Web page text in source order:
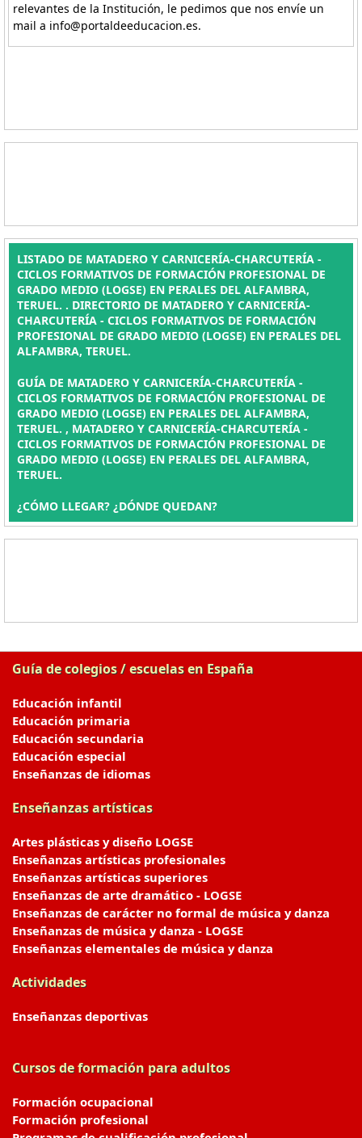
relevantes de la Institución, le pedimos que nos envíe un
mail a info@portaldeeducacion.es.
LISTADO DE MATADERO Y CARNICERÍA-CHARCUTERÍA -
CICLOS FORMATIVOS DE FORMACIÓN PROFESIONAL DE
GRADO MEDIO (LOGSE) EN PERALES DEL ALFAMBRA,
TERUEL. . DIRECTORIO DE MATADERO Y CARNICERÍA-
CHARCUTERÍA - CICLOS FORMATIVOS DE FORMACIÓN
PROFESIONAL DE GRADO MEDIO (LOGSE) EN PERALES DEL
ALFAMBRA, TERUEL.
GUÍA DE MATADERO Y CARNICERÍA-CHARCUTERÍA -
CICLOS FORMATIVOS DE FORMACIÓN PROFESIONAL DE
GRADO MEDIO (LOGSE) EN PERALES DEL ALFAMBRA,
TERUEL. , MATADERO Y CARNICERÍA-CHARCUTERÍA -
CICLOS FORMATIVOS DE FORMACIÓN PROFESIONAL DE
GRADO MEDIO (LOGSE) EN PERALES DEL ALFAMBRA,
TERUEL.
¿CÓMO LLEGAR? ¿DÓNDE QUEDAN?
Guía de colegios / escuelas en España
Educación infantil
Educación primaria
Educación secundaria
Educación especial
Enseñanzas de idiomas
Enseñanzas artísticas
Artes plásticas y diseño LOGSE
Enseñanzas artísticas profesionales
Enseñanzas artísticas superiores
Enseñanzas de arte dramático - LOGSE
Enseñanzas de carácter no formal de música y danza
Enseñanzas de música y danza - LOGSE
Enseñanzas elementales de música y danza
Actividades
Enseñanzas deportivas
Cursos de formación para adultos
Formación ocupacional
Formación profesional